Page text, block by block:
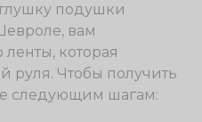
подушки
вам
ленты, которая
руля. Чтобы получить
следующим шагам: